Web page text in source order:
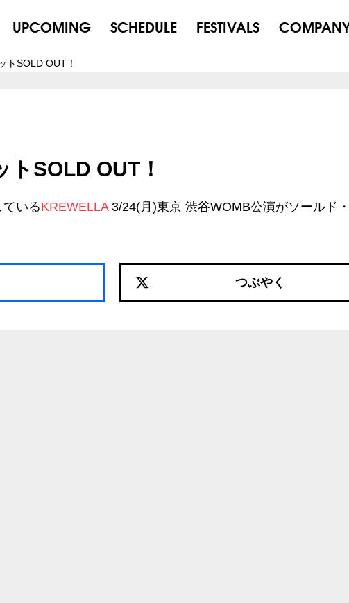
UPCOMING SCHEDULE FESTIVALS
トSOLD OUT！
SOLD OUT！
いるKREWELLA3/24(月)東京 渋谷WOMB公演がソールド・
つぶやく